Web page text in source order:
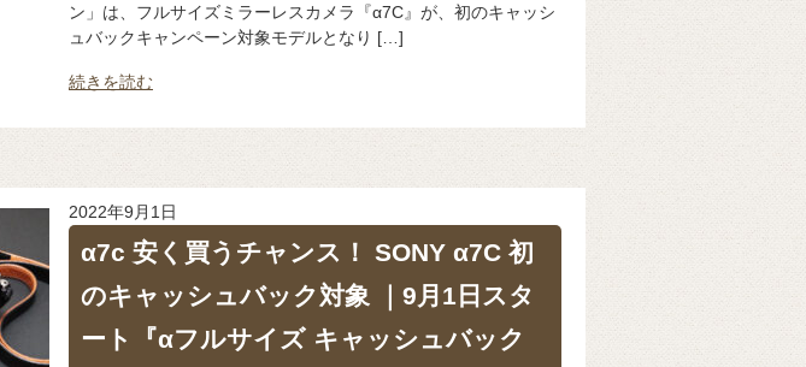
ン」は、フルサイズミラーレスカメラ『α7C』が、初のキャッシ
ュバックキャンペーン対象モデルとなり […]
続きを読む
2022年9月1日
α7c 安く買うチャンス！ SONY α7C 初
のキャッシュバック対象 ｜9月1日スタ
ート『αフルサイズ キャッシュバック